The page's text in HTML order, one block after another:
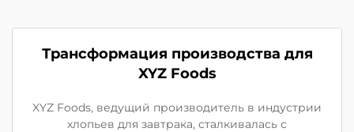
Трансформация производства для
XYZ Foods
XYZ Foods, ведущий производитель в индустрии
хлопьев для завтрака, сталкивалась с